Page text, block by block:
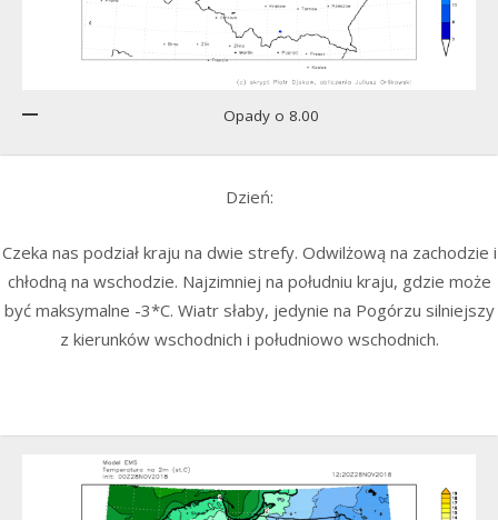
Opady o 8.00
Dzień:
Czeka nas podział kraju na dwie strefy. Odwilżową na zachodzie i
chłodną na wschodzie. Najzimniej na południu kraju, gdzie może
być maksymalne -3*C. Wiatr słaby, jedynie na Pogórzu silniejszy
z kierunków wschodnich i południowo wschodnich.